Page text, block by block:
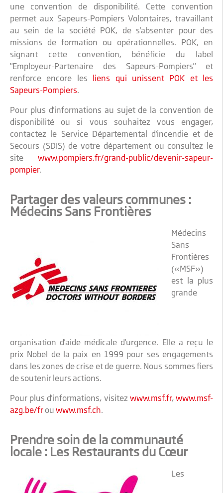
une convention de disponibilité. Cette convention
permet aux Sapeurs-Pompiers Volontaires, travaillant
au sein de la société POK, de s'absenter pour des
missions de formation ou opérationnelles. POK, en
signant cette convention, bénéficie du label
"Employeur-Partenaire des Sapeurs-Pompiers" et
renforce encore les liens qui unissent POK et les
Sapeurs-Pompiers.
Pour plus d'informations au sujet de la convention de
disponibilité ou si vous souhaitez vous engager,
contactez le Service Départemental d'incendie et de
Secours (SDIS) de votre département ou consultez le
site www.pompiers.fr/grand-public/devenir-sapeur-
pompier.
Partager des valeurs communes :
Médecins Sans Frontières
Médecins
Sans
Frontières
(«MSF»)
est la plus
grande
organisation d'aide médicale d'urgence. Elle a reçu le
prix Nobel de la paix en 1999 pour ses engagements
dans les zones de crise et de guerre. Nous sommes fiers
de soutenir leurs actions.
Pour plus d'informations, visitez www.msf.fr,www.msf-
azg.be/fr ou www.msf.ch.
Prendre soin de la communauté
locale : Les Restaurants du Cœur
Les